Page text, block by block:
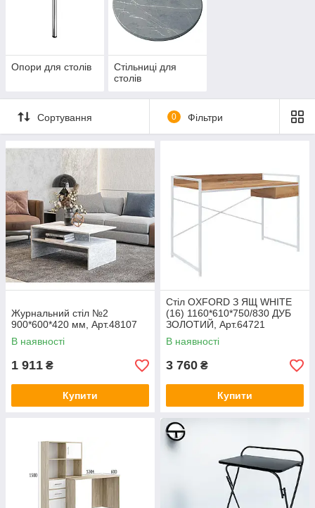
Опори для столів
Стільниці для
столів
Сортування 0 Фільтри
Журнальний стіл №2
900*600*420 мм, Арт.48107
В наявності
1 911 ₴
Купити
Стіл OXFORD З ЯЩ WHITE
(16) 1160*610*750/830 ДУБ
ЗОЛОТИЙ, Арт.64721
В наявності
3 760 ₴
Купити